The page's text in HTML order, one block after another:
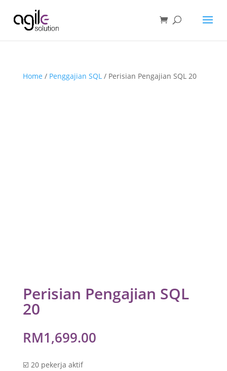
Home / Penggajian SQL/ Perisian Pengajian SQL 20
Perisian Pengajian SQL
20
RM1,699.00
☑️ 20 pekerja aktif